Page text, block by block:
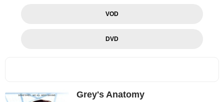
VOD
DVD
Grey's Anatomy